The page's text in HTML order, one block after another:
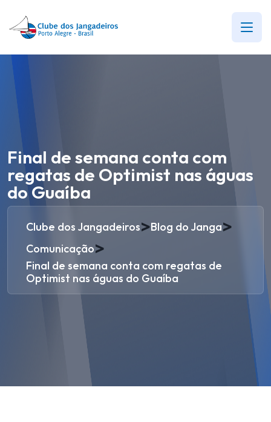
Final de semana conta com
regatas de Optimist nas águas
do Guaíba
Clube dos Jangadeiros>Blog do Janga>
Comunicação>
Final de semana conta com regatas de
Optimist nas águas do Guaíba